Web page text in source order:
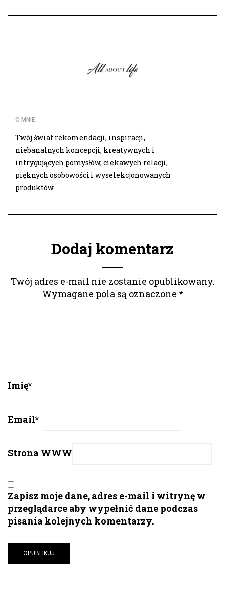
O MNIE
Twój świat rekomendacji, inspiracji,
niebanalnych koncepcji, kreatywnych i
intrygujących pomysłów, ciekawych relacji,
pięknych osobowości i wyselekcjonowanych
produktów.
Dodaj komentarz
Twój adres e-mail nie zostanie opublikowany.
Wymagane pola są oznaczone *
Imię*
Email*
Strona WWW
Zapisz moje dane, adres e-mail i witrynę w
przeglądarce aby wypełnić dane podczas
pisania kolejnych komentarzy.